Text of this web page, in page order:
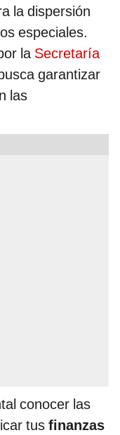
la dispersión
especiales.
la Secretaría
garantizar
las
conocer las
tus finanzas